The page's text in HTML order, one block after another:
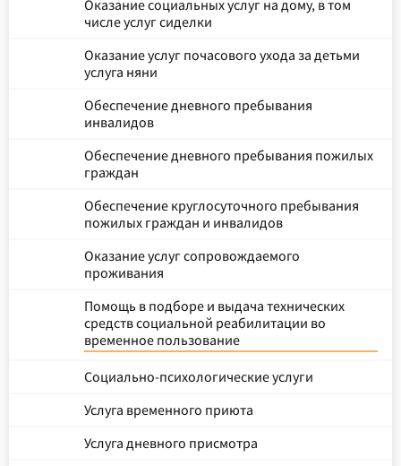
Оказание социальных услуг на дому, в том
числе услуг сиделки
Оказание услуг почасового ухода за детьми
услуга няни
Обеспечение дневного пребывания
инвалидов
Обеспечение дневного пребывания пожилых
граждан
Обеспечение круглосуточного пребывания
пожилых граждан и инвалидов
Оказание услуг сопровождаемого
проживания
Помощь в подборе и выдача технических
средств социальной реабилитации во
временное пользование
Социально-психологические услуги
Услуга временного приюта
Услуга дневного присмотра